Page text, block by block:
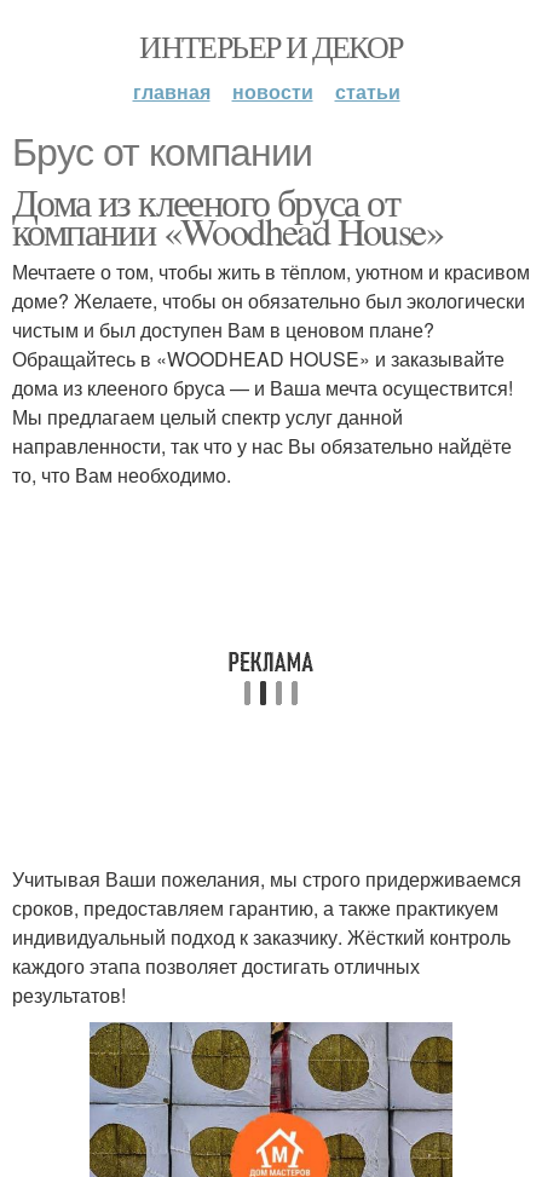
ИНТЕРЬЕР И ДЕКОР
главная новости статьи
Брус от компании
Дома из клееного бруса от
компании «Woodhead House»
Мечтаете о том, чтобы жить в тёплом, уютном и красивом
доме? Желаете, чтобы он обязательно был экологически
чистым и был доступен Вам в ценовом плане?
Обращайтесь в «WOODHEAD HOUSE» и заказывайте
дома из клееного бруса — и Ваша мечта осуществится!
Мы предлагаем целый спектр услуг данной
направленности, так что у нас Вы обязательно найдёте
то, что Вам необходимо.
Учитывая Ваши пожелания, мы строго придерживаемся
сроков, предоставляем гарантию, а также практикуем
индивидуальный подход к заказчику. Жёсткий контроль
каждого этапа позволяет достигать отличных
результатов!